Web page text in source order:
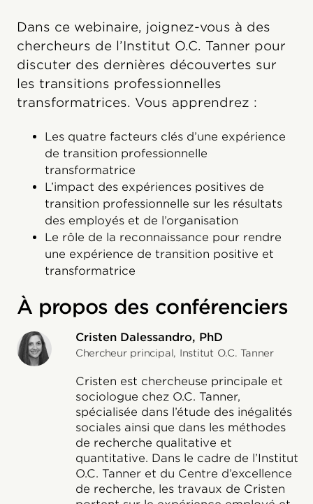
Dans ce webinaire, joignez-vous à des
chercheurs de l’Institut O.C. Tanner pour
discuter des dernières découvertes sur
les transitions professionnelles
transformatrices. Vous apprendrez :
Les quatre facteurs clés d’une expérience
de transition professionnelle
transformatrice
L’impact des expériences positives de
transition professionnelle sur les résultats
des employés et de l’organisation
Le rôle de la reconnaissance pour rendre
une expérience de transition positive et
transformatrice
À propos des conférenciers
Cristen Dalessandro, PhD
Chercheur principal, Institut O.C. Tanner
Cristen est chercheuse principale et
sociologue chez O.C. Tanner,
spécialisée dans l’étude des inégalités
sociales ainsi que dans les méthodes
de recherche qualitative et
quantitative. Dans le cadre de l’Institut
O.C. Tanner et du Centre d’excellence
de recherche, les travaux de Cristen